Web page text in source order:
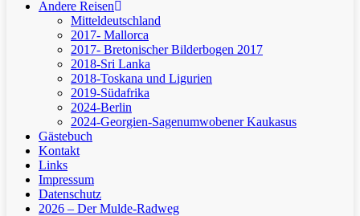
Andere Reisen
Mitteldeutschland
2017- Mallorca
2017- Bretonischer Bilderbogen 2017
2018-Sri Lanka
2018-Toskana und Ligurien
2019-Südafrika
2024-Berlin
2024-Georgien-Sagenumwobener Kaukasus
Gästebuch
Kontakt
Links
Impressum
Datenschutz
2026 – Der Mulde-Radweg